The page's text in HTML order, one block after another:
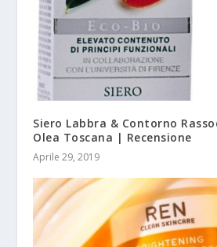
Siero Labbra & Contorno
Olea Toscana | Recensione
Aprile 29, 2019